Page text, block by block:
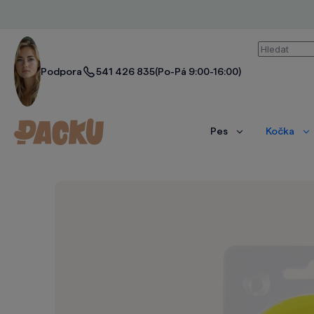
Podpora 541 426 835(Po-Pá 9:00-16:00)
Vyhledávání
Pes
ZobrazitKočka